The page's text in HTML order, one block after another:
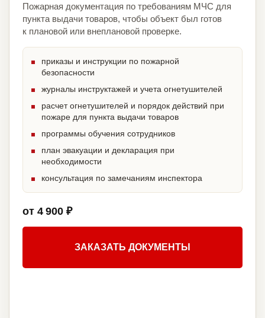
Пожарная документация по требованиям МЧС для
пункта выдачи товаров, чтобы объект был готов
к плановой или внеплановой проверке.
приказы и инструкции по пожарной
безопасности
журналы инструктажей и учета огнетушителей
расчет огнетушителей и порядок действий при
пожаре для пункта выдачи товаров
программы обучения сотрудников
план эвакуации и декларация при
необходимости
консультация по замечаниям инспектора
от 4 900 ₽
ЗАКАЗАТЬ ДОКУМЕНТЫ